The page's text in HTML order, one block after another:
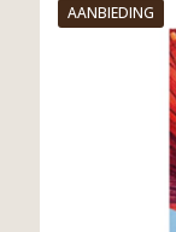
AANBIEDING